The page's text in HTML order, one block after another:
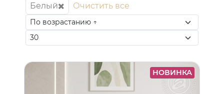
Белый Очистить все
НОВИНКА